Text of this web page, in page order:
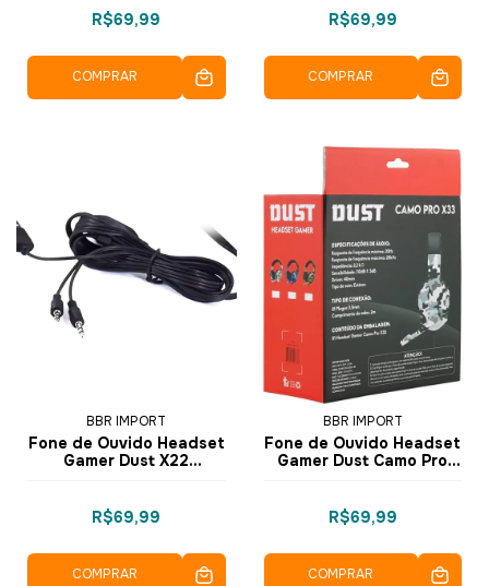
R$69,99
COMPRAR
R$69,99
COMPRAR
BBR IMPORT
Fone de Ouvido Headset
Gamer Dust X22
R$69,99
COMPRAR
BBR IMPORT
Fone de Ouvido Headset
Gamer Dust Camo Pro
R$69,99
COMPRAR